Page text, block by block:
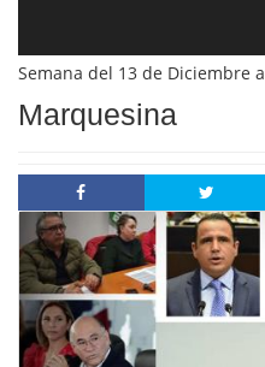
Semana del 13 de Diciembre
Marquesina